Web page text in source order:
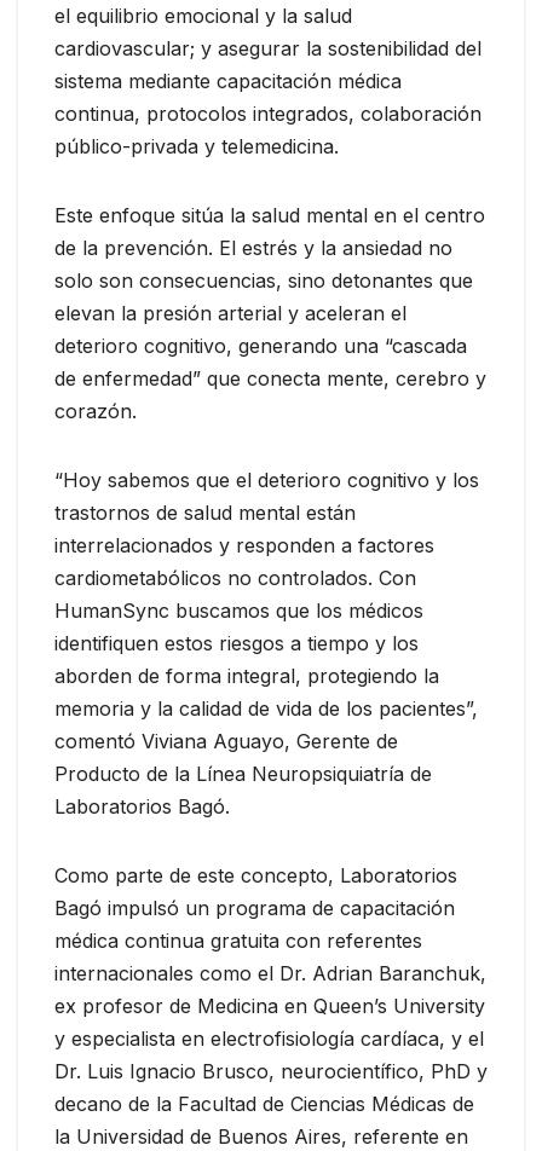
el equilibrio emocional y la salud
cardiovascular; y asegurar la sostenibilidad del
sistema mediante capacitación médica
continua, protocolos integrados, colaboración
público-privada y telemedicina.
Este enfoque sitúa la salud mental en el centro
de la prevención. El estrés y la ansiedad no
solo son consecuencias, sino detonantes que
elevan la presión arterial y aceleran el
deterioro cognitivo, generando una “cascada
de enfermedad” que conecta mente, cerebro y
corazón.
“Hoy sabemos que el deterioro cognitivo y los
trastornos de salud mental están
interrelacionados y responden a factores
cardiometabólicos no controlados. Con
HumanSync buscamos que los médicos
identifiquen estos riesgos a tiempo y los
aborden de forma integral, protegiendo la
memoria y la calidad de vida de los pacientes”,
comentó Viviana Aguayo, Gerente de
Producto de la Línea Neuropsiquiatría de
Laboratorios Bagó.
Como parte de este concepto, Laboratorios
Bagó impulsó un programa de capacitación
médica continua gratuita con referentes
internacionales como el Dr. Adrian Baranchuk,
ex profesor de Medicina en Queen’s University
y especialista en electrofisiología cardíaca, y el
Dr. Luis Ignacio Brusco, neurocientífico, PhD y
decano de la Facultad de Ciencias Médicas de
la Universidad de Buenos Aires, referente en